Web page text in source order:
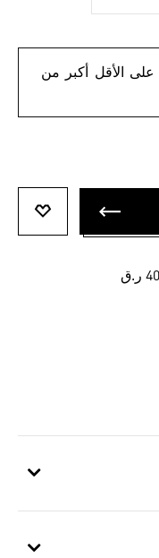
اطلب مقاس ١ على الأقل أكبر من